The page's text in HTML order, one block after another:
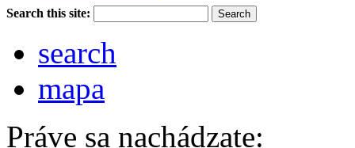
Search this site:
search
mapa
Práve sa nachádzate: